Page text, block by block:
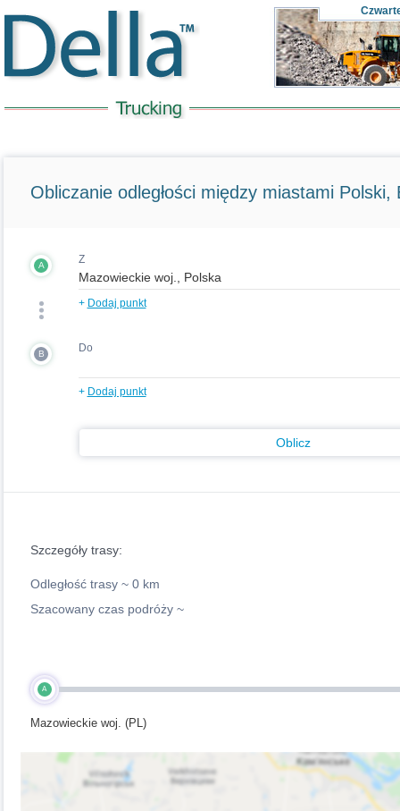
Obliczanie odległości między miastami Polski,
A Z
+ Dodaj punkt
B Do
+ Dodaj punkt
Oblicz
Szczegóły trasy:
Odległość trasy ~ 0 km
Szacowany czas podróży ~
A
Mazowieckie woj. (PL)